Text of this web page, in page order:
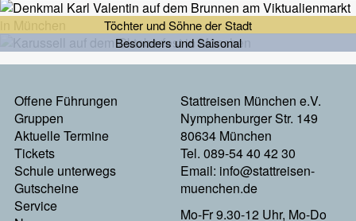
Töchter und Söhne der Stadt
Besonders und Saisonal
Footermenu
Links
Offene Führungen
Gruppen
Aktuelle Termine
Tickets
Schule unterwegs
Gutscheine
Service
Stattreisen München e.V.
Nymphenburger Str. 149
80634 München
Tel. 089-54 40 42 30
Email: info@stattreisen-
muenchen.de
Mo-Fr 9.30-12 Uhr, Mo-Do